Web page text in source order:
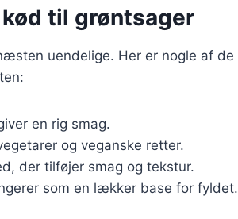
til grøntsager
uendelige. Her er nogle af de
en rig smag.
og veganske retter.
der tilføjer smag og tekstur.
som en lækker base for fyldet.